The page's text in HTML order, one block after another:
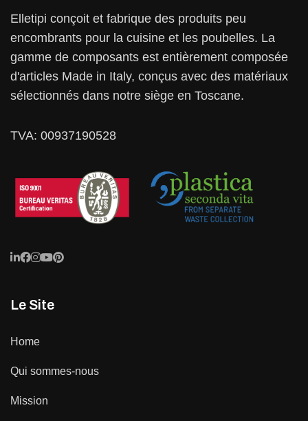
Elletipi conçoit et fabrique des produits peu
encombrants pour la cuisine et les poubelles. La
gamme de composants est entièrement composée
d'articles Made in Italy, conçus avec des matériaux
sélectionnés dans notre siège en Toscane.
TVA: 00937190528
Le Site
Home
Qui sommes-nous
Mission